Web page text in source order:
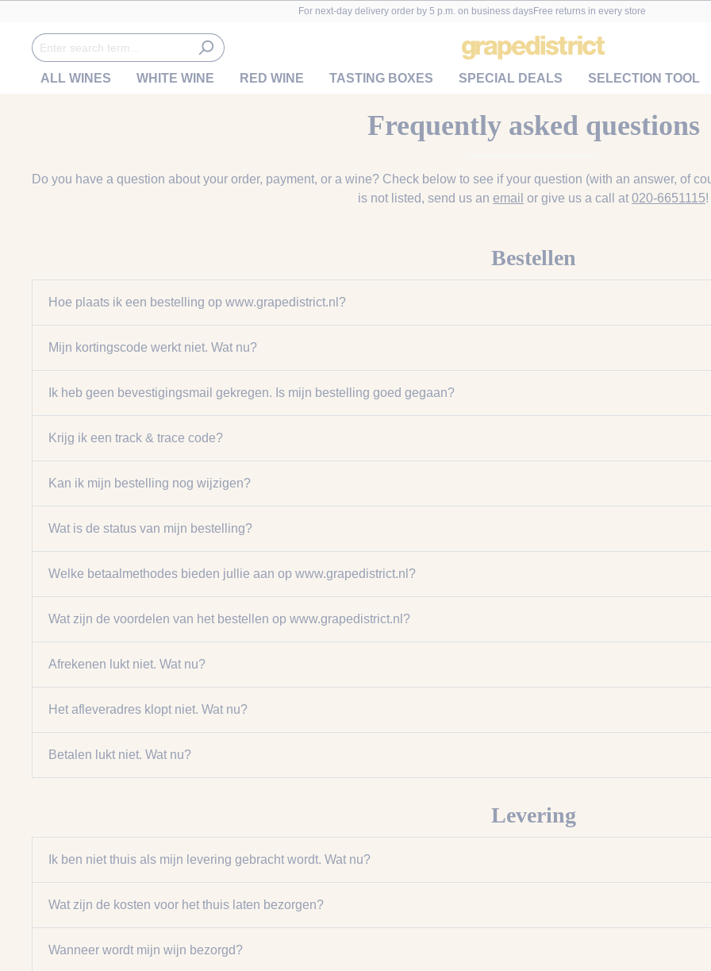
For next-day delivery order by 5 p.m. on business daysFree returns in every store
ALL WINES WHITE WINE RED WINE TASTING BOXES SPECIAL DEALS SELECTION TOOL
Frequently asked questions
Do you have a question about your order, payment, or a wine? Check below to see if your question (with an answer, of
is not listed, send us an email or give us a call at 020-6651115!
Bestellen
Hoe plaats ik een bestelling op www.grapedistrict.nl?
Mijn kortingscode werkt niet. Wat nu?
Ik heb geen bevestigingsmail gekregen. Is mijn bestelling goed gegaan?
Krijg ik een track & trace code?
Kan ik mijn bestelling nog wijzigen?
Wat is de status van mijn bestelling?
Welke betaalmethodes bieden jullie aan op www.grapedistrict.nl?
Wat zijn de voordelen van het bestellen op www.grapedistrict.nl?
Afrekenen lukt niet. Wat nu?
Het afleveradres klopt niet. Wat nu?
Betalen lukt niet. Wat nu?
Levering
Ik ben niet thuis als mijn levering gebracht wordt. Wat nu?
Wat zijn de kosten voor het thuis laten bezorgen?
Wanneer wordt mijn wijn bezorgd?